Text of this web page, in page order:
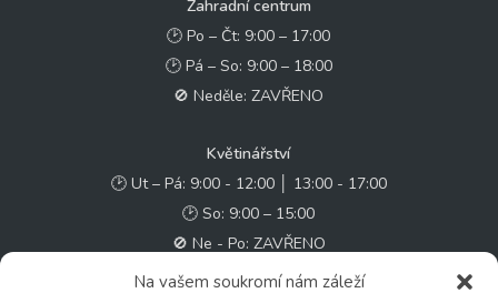
Na vašem soukromí nám záleží
Zahradní centrum
🕑 Po – Čt: 9:00 – 17:00
🕑 Pá – So: 9:00 – 18:00
🚫 Neděle: ZAVŘENO
Květinářství
🕑 Ut – Pá: 9:00 - 12:00 │ 13:00 - 17:00
🕑 So: 9:00 – 15:00
🚫 Ne - Po: ZAVŘENO